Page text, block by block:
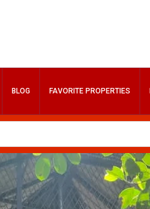
BLOG FAVORITE PROPERTIES